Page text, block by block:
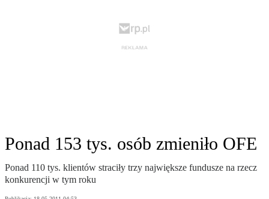
Ponad 153 tys. osób zmieniło OFE
Ponad 110 tys. klientów straciły trzy największe fundusze na rzecz
konkurencji w tym roku